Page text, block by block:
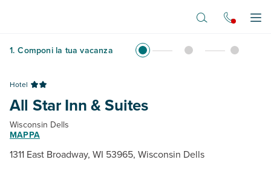
1. Componi la tua vacanza
Hotel
All Star Inn & Suites
Wisconsin Dells
MAPPA
1311 East Broadway, WI 53965, Wisconsin Dells